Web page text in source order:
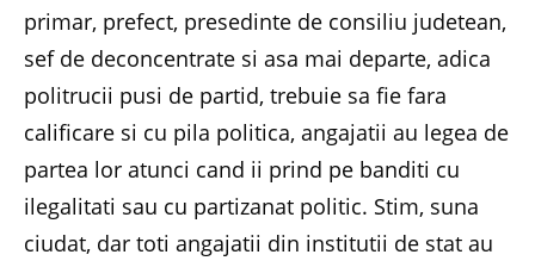
primar, prefect, presedinte de consiliu judetean,
sef de deconcentrate si asa mai departe, adica
politrucii pusi de partid, trebuie sa fie fara
calificare si cu pila politica, angajatii au legea de
partea lor atunci cand ii prind pe banditi cu
ilegalitati sau cu partizanat politic. Stim, suna
ciudat, dar toti angajatii din institutii de stat au